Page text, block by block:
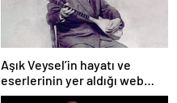
Aşık Veysel’in hayatı ve
eserlerinin yer aldığı web
portalı hizmete girdi